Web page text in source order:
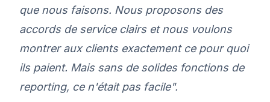
que nous faisons. Nous proposons des
accords de service clairs et nous voulons
montrer aux clients exactement ce pour quoi
ils paient. Mais sans de solides fonctions de
reporting, ce n'était pas facile".